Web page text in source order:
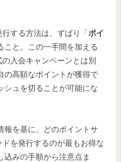
する方法は、ずばり「 ポイ
こと。この一手間を加える
入会キャンペーンとは別
の高額なポイントが獲得で
シュを切ることが可能にな
報を基に、どのポイントサ
を発行するのが最もお得な
込みの手順から注意点ま